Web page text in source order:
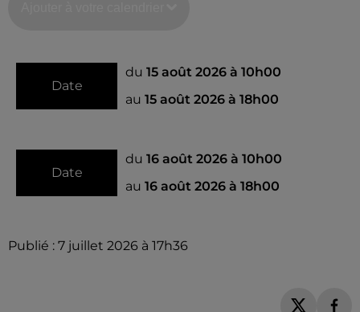
Date
du 15 août 2026 à 10h00
au 15 août 2026 à 18h00
Date
du 16 août 2026 à 10h00
au 16 août 2026 à 18h00
Publié : 7 juillet 2026 à 17h36